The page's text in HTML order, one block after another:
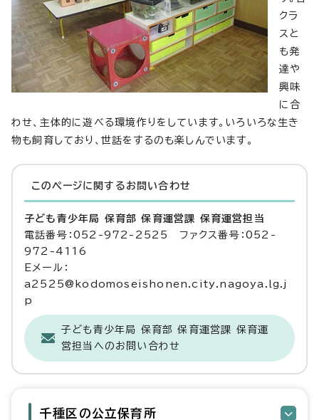
クラ
スと
も発
達や
興味
に合
わせ、主体的に遊べる環境作りをしています。いろいろな生き
物も飼育しており、世話をするのも楽しんでいます。
このページに関する お問い合わせ
子ども青少年局 保育部 保育運営課 保育運営担当
電話番号：052-972-2525 ファクス番号：052-
972-4116
Eメール：
a2525@kodomoseishonen.city.nagoya.lg.j
p
子ども青少年局 保育部 保育運営課 保育運
営担当へのお問い合わせ
千種区の公立保育所